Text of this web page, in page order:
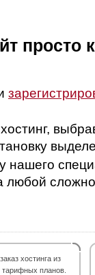
просто
у нашего
любой
хостинга из
планов.